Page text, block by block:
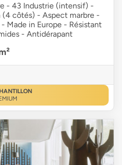
- 43 Industrie (intensif) -
côtés) - Aspect marbre -
Made in Europe - Résistant
- Antidérapant